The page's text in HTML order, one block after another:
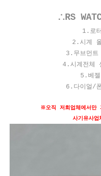
∴RS
​1.로
2.시계
3.무브먼트
4.시계전체
5.베
6.다이얼/
※오직 저희업체에서만
사기유사